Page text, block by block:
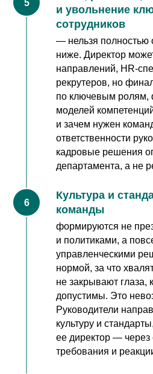
и увольнение
сотрудников
— нельзя полностью
ниже. Директор
направлений, HR-
рекрутеров, но
по ключевым ролям,
моделей
и зачем нужен
ответственности
кадровые решения
департамента, а не
Культура и
команды
формируются не
и политиками, а
управленческими
нормой, за что
не закрывают глаза,
допустимы. Это
Руководители
культуру и
ее директор — через
требования и